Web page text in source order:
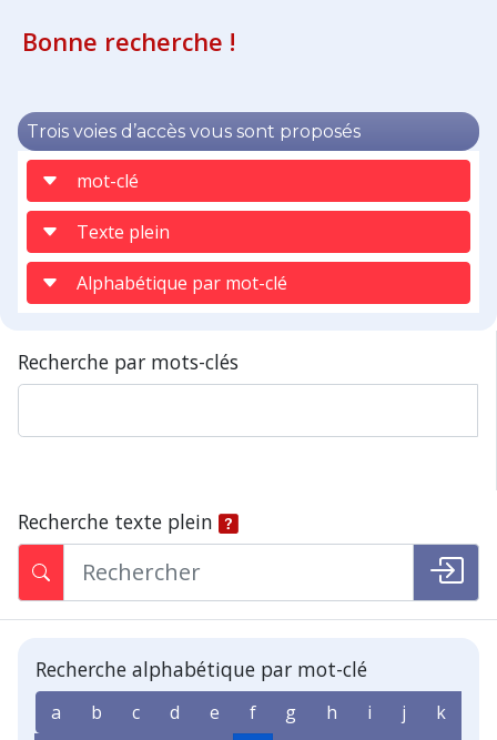
Bonne recherche !
Trois voies d’accès vous sont proposés
mot-clé
Texte plein
Alphabétique par mot-clé
Recherche par mots-clés
Recherche texte plein
Recherche alphabétique par mot-clé
a b c d e f g h i j
k